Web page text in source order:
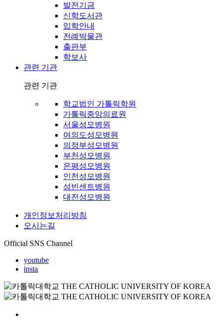
발전기금
신학도서관
입학안내
전례박물관
출판부
학보사
관련 기관
관련 기관
학교법인 가톨릭학원
가톨릭중앙의료원
서울성모병원
여의도성모병원
의정부성모병원
부천성모병원
은평성모병원
인천성모병원
성빈센트병원
대전성모병원
개인정보처리방침
오시는길
Official SNS Channel
youtube
insta